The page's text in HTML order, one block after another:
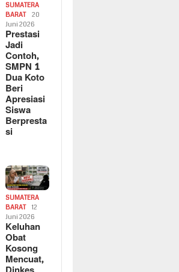
SUMATERA
BARAT
20
Juni 2026
Prestasi
Jadi
Contoh,
SMPN 1
Dua Koto
Beri
Apresiasi
Siswa
Berpresta
si
SUMATERA
BARAT
12
Juni 2026
Keluhan
Obat
Kosong
Mencuat,